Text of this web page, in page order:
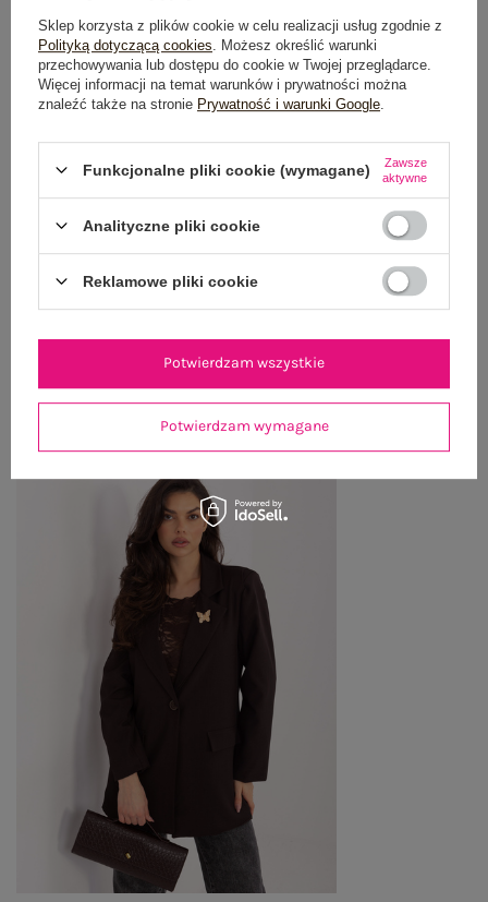
OPIS PRODUKTU
GŁÓWNE PARAMETRY
OPINIE O PRODUKCIE (3)
OSTATNIO OGLĄDANE
Sklep korzysta z plików cookie w celu realizacji usług zgodnie z
Polityką dotyczącą cookies . Możesz określić warunki
przechowywania lub dostępu do cookie w Twojej przeglądarce.
Więcej informacji na temat warunków i prywatności można
znaleźć także na stronie Prywatność i warunki Google
Funkcjonalne pliki cookie (wymagane)
Zawsze
aktywne
Analityczne pliki cookie
Reklamowe pliki cookie
Potwierdzam wymagane
Potwierdzam wszystkie